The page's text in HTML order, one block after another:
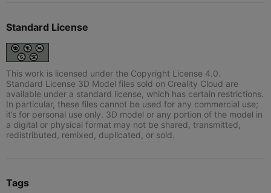
Standard License
This work is licensed under the Copyright License 4.0.
Standard License 3D Model files sold on Creality Cloud are
available under a standard license, which has certain restrictions.
In particular, these files cannot be used for any commercial use;
it’s for personal use only. 3D model or any portion of the model in
a digital or physical format may not be shared, transmitted,
redistributed, remixed, duplicated, or sold.
Tags